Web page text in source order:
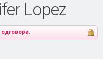
Lopez